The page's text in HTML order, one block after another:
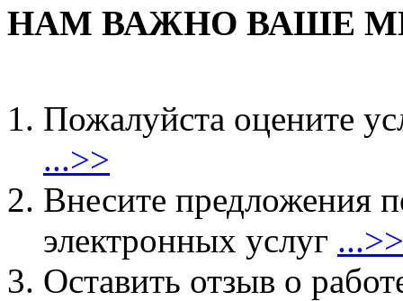
НАМ ВАЖНО ВАШЕ
Пожалуйста оцените
...>>
Внесите предложения
электронных услуг ...>>
Оставить отзыв о